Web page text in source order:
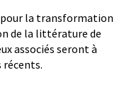
pour la transformation
de la littérature de
associés seront à
récents.